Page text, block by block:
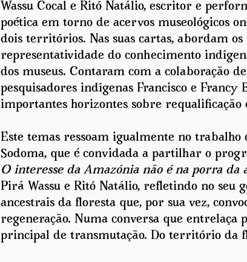
Wassu Cocal e Ritó Natálio, escritor e
poética em torno de acervos museológicos
dois territórios. Nas suas cartas, abordam
representatividade do conhecimento
dos museus. Contaram com a colaboração
pesquisadores indígenas Francisco e
importantes horizontes sobre requalificação
Este temas ressoam igualmente no
Sodoma, que é convidada a partilhar o
O interesse da Amazónia não é na porra da
Pirá Wassu e Ritó Natálio, refletindo no seu
ancestrais da floresta que, por sua vez,
regeneração. Numa conversa que entrelaça
principal de transmutação. Do território da